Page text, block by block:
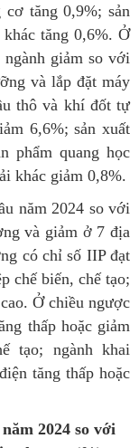
cơ tăng 0,9%; sản
tăng 0,6%. Ở
giảm so với
và lắp đặt máy
thô và khí đốt tự
6,6%; sản xuất
phẩm quang học
khác giảm 0,8%.
năm 2024 so với
và giảm ở 7 địa
có chỉ số IIP đạt
chế biến, chế tạo;
Ở chiều ngược
thấp hoặc giảm
tạo; ngành khai
tăng thấp hoặc
năm 2024 so với